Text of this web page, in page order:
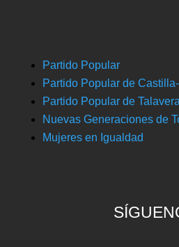
Partido Popular
Partido Popular de
Partido Popular de Talavera
Nuevas Generaciones de
Mujeres en Igualdad